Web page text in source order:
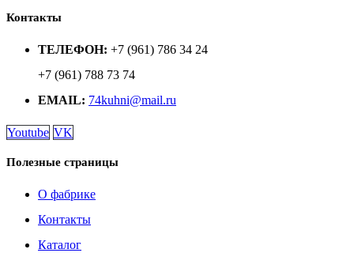
Контакты
ТЕЛЕФОН: +7 (961) 786 34 24
+7 (961) 788 73 74
EMAIL: 74kuhni@mail.ru
Youtube VK
Полезные страницы
О фабрике
Контакты
Каталог